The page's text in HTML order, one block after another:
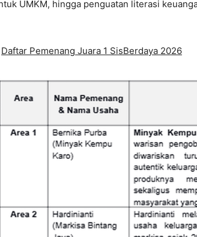
UMKM, hingga penguatan literasi
Daftar Pemenang Juara 1 SisBerdaya 2026